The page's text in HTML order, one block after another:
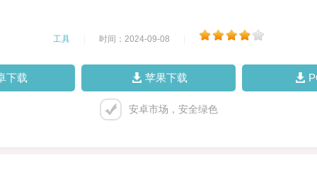
工具 时间：2024-09-08
下载 苹果下载
安卓市场，安全绿色